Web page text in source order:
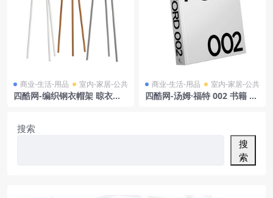
商业-生活-用品 室内-家居-公共
四酷网-编织钢衣帽架 晾衣架
商业-生活-用品 室内-家居-公共
四酷网-汤姆·福特 002 书籍 杂
搜索
搜
索